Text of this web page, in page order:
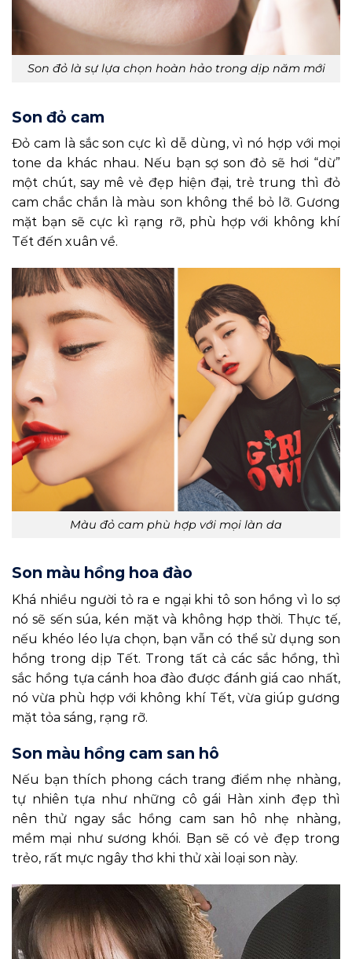
Son đỏ là sự lựa chọn hoàn hảo trong dịp năm mới
Son đỏ cam
Đỏ cam là sắc son cực kì dễ dùng, vì nó hợp với mọi
tone da khác nhau. Nếu bạn sợ son đỏ sẽ hơi “dừ”
một chút, say mê vẻ đẹp hiện đại, trẻ trung thì đỏ
cam chắc chắn là màu son không thể bỏ lỡ. Gương
mặt bạn sẽ cực kì rạng rỡ, phù hợp với không khí
Tết đến xuân về.
Màu đỏ cam phù hợp với mọi làn da
Son màu hồng hoa đào
Khá nhiều người tỏ ra e ngại khi tô son hồng vì lo sợ
nó sẽ sến súa, kén mặt và không hợp thời. Thực tế,
nếu khéo léo lựa chọn, bạn vẫn có thể sử dụng son
hồng trong dịp Tết. Trong tất cả các sắc hồng, thì
sắc hồng tựa cánh hoa đào được đánh giá cao nhất,
nó vừa phù hợp với không khí Tết, vừa giúp gương
mặt tỏa sáng, rạng rỡ.
Son màu hồng cam san hô
Nếu bạn thích phong cách trang điểm nhẹ nhàng,
tự nhiên tựa như những cô gái Hàn xinh đẹp thì
nên thử ngay sắc hồng cam san hô nhẹ nhàng,
mềm mại như sương khói. Bạn sẽ có vẻ đẹp trong
trẻo, rất mực ngây thơ khi thử xài loại son này.